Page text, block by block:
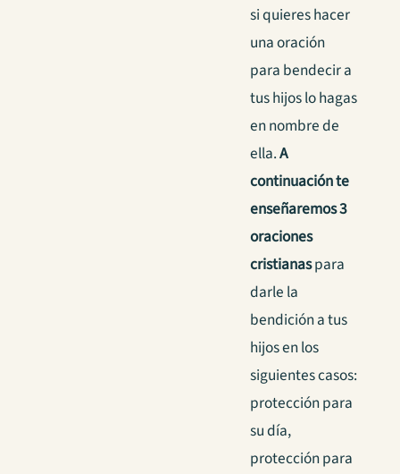
si quieres hacer
una oración
para bendecir a
tus hijos lo hagas
en nombre de
ella.A
continuación te
enseñaremos 3
oraciones
cristianaspara
darle la
bendición a tus
hijos en los
siguientes casos:
protección para
su día,
protección para